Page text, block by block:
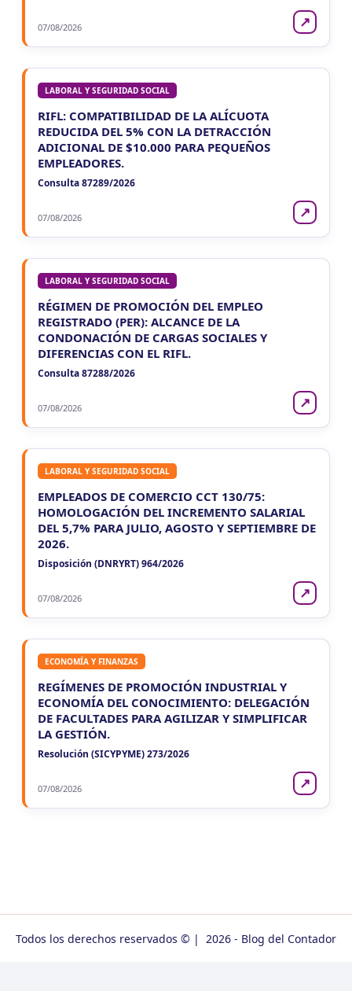
07/08/2026 ↗
LABORAL Y SEGURIDAD SOCIAL
RIFL: COMPATIBILIDAD DE LA ALÍCUOTA
REDUCIDA DEL 5% CON LA DETRACCIÓN
ADICIONAL DE $10.000 PARA PEQUEÑOS
EMPLEADORES.
Consulta 87289/2026
07/08/2026 ↗
LABORAL Y SEGURIDAD SOCIAL
RÉGIMEN DE PROMOCIÓN DEL EMPLEO
REGISTRADO (PER): ALCANCE DE LA
CONDONACIÓN DE CARGAS SOCIALES Y
DIFERENCIAS CON EL RIFL.
Consulta 87288/2026
07/08/2026 ↗
LABORAL Y SEGURIDAD SOCIAL
EMPLEADOS DE COMERCIO CCT 130/75:
HOMOLOGACIÓN DEL INCREMENTO SALARIAL
DEL 5,7% PARA JULIO, AGOSTO Y SEPTIEMBRE DE
2026.
Disposición (DNRYRT) 964/2026
07/08/2026 ↗
ECONOMÍA Y FINANZAS
REGÍMENES DE PROMOCIÓN INDUSTRIAL Y
ECONOMÍA DEL CONOCIMIENTO: DELEGACIÓN
DE FACULTADES PARA AGILIZAR Y SIMPLIFICAR
LA GESTIÓN.
Resolución (SICYPYME) 273/2026
07/08/2026 ↗
Todos los derechos reservados © | 2026 - Blog del Contador